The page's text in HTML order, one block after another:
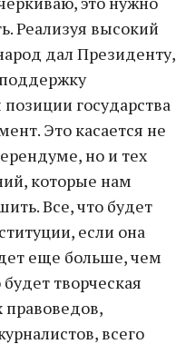
Реализуя высокий
дал Президенту,
государства
Это касается не
но и тех
которые нам
Все, что будет
если она
еще больше, чем
творческая
правоведов,
всего